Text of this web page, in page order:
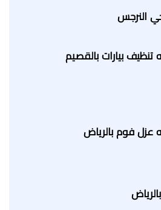
النرجس
تنظيف بيارات بالقصيم
عزل فوم بالرياض